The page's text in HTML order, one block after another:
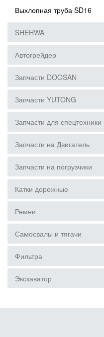
Выхлопная труба SD16
SHEHWA
Автогрейдер
Запчасти DOOSAN
Запчасти YUTONG
Запчасти для спецтехники
Запчасти на Двигатель
Запчасти на погрузчики
Катки дорожные
Ремни
Самосвалы и тягачи
Фильтра
Экскаватор